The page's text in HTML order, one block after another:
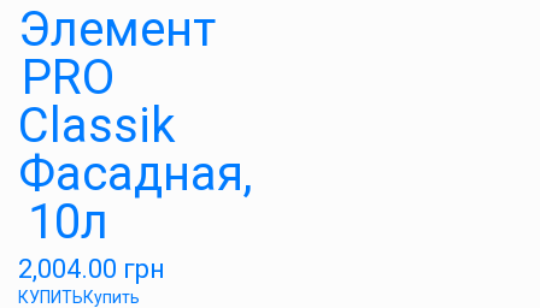
Элемент
PRO
Classik
Фасадная,
10л
2,004.00 грн
КУПИТЬКупить